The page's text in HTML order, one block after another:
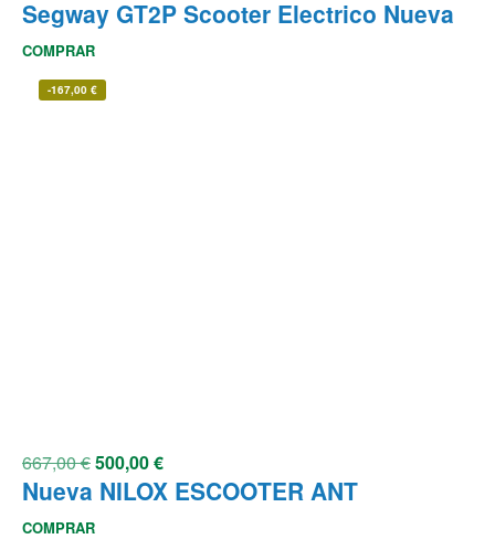
Segway GT2P Scooter Electrico Nueva
COMPRAR
-167,00 €
667,00€500,00€
Nueva NILOX ESCOOTER ANT
COMPRAR